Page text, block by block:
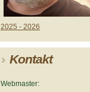
2025 - 2026
Kontakt
Webmaster: